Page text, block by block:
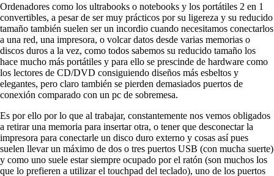
Ordenadores como los ultrabooks o notebooks y los portátiles 2 en 1
convertibles, a pesar de ser muy prácticos por su ligereza y su reducido
tamaño también suelen ser un incordio cuando necesitamos conectarlos
a una red, una impresora, o volcar datos desde varias memorias o
discos duros a la vez, como todos sabemos su reducido tamaño los
hace mucho más portátiles y para ello se prescinde de hardware como
los lectores de CD/DVD consiguiendo diseños más esbeltos y
elegantes, pero claro también se pierden demasiados puertos de
conexión comparado con un pc de sobremesa.
Es por ello por lo que al trabajar, constantemente nos vemos obligados
a retirar una memoria para insertar otra, o tener que desconectar la
impresora para conectarle un disco duro externo y cosas así pues
suelen llevar un máximo de dos o tres puertos USB (con mucha suerte)
y como uno suele estar siempre ocupado por el ratón (son muchos los
que lo prefieren a utilizar el touchpad del teclado), uno de los puertos